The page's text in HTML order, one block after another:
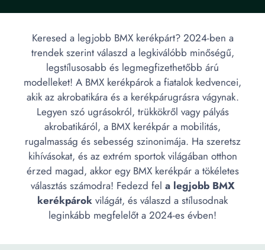
Keresed a legjobb BMX kerékpárt? 2024-ben a
trendek szerint válaszd a legkiválóbb minőségű,
legstílusosabb és legmegfizethetőbb árú
modelleket! A BMX kerékpárok a fiatalok kedvencei,
akik az akrobatikára és a kerékpárugrásra vágynak.
Legyen szó ugrásokról, trükkökről vagy pályás
akrobatikáról, a BMX kerékpár a mobilitás,
rugalmasság és sebesség szinonimája. Ha szeretsz
kihívásokat, és az extrém sportok világában otthon
érzed magad, akkor egy BMX kerékpár a tökéletes
választás számodra! Fedezd fel a legjobb BMX
kerékpárok világát, és válaszd a stílusodnak
leginkább megfelelőt a 2024-es évben!